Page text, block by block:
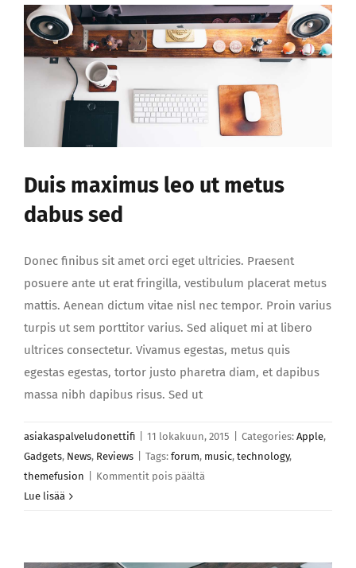
dapibus
bibendum
aliquam
Duis maximus leo ut metus
dabus sed
Donec finibus sit amet orci eget ultricies. Praesent
posuere ante ut erat fringilla, vestibulum placerat metus
mattis. Aenean dictum vitae nisl nec tempor. Proin varius
turpis ut sem porttitor varius. Sed aliquet mi at libero
ultrices consectetur. Vivamus egestas, metus quis
egestas egestas, tortor justo pharetra diam, et dapibus
massa nibh dapibus risus. Sed ut
asiakaspalveludonettifi 11 lokakuun, 2015 Categories: Apple,
Gadgets, News, Reviews Tags: forum, music, technology,
themefusion
Kommentit pois päältä
Lue lisää